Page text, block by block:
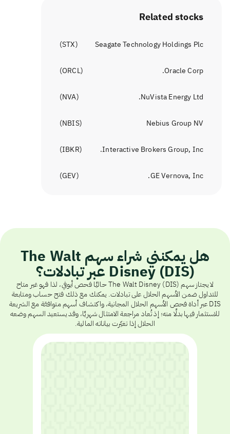
Related stocks
Seagate Technology Holdings Plc
(
STX
)
Oracle Corp.
(
ORCL
)
NuVista Energy Ltd.
(
NVA
)
Nebius Group NV
(
NBIS
)
Interactive Brokers Group, Inc.
(
IBKR
)
GE Vernova, Inc.
(
GEV
)
هل يمكنني شراء سهم The Walt
Disney (DIS) عبر تبادلات؟
لا يجتاز سهم The Walt Disney (DIS) حاليًا فحص أيوفي، لذا فهو غير متاح
للتداول ضمن الأسهم الحلال على تبادلات. يمكنك مع ذلك فتح حساب ومتابعة
DIS عبر أداة فحص الأسهم الحلال المجانية، واكتشاف أسهم متوافقة مع الشريعة
للاستثمار فيها بدلًا منه؛ إذ تُعاد مراجعة الامتثال شهريًا، وقد يستعيد السهم وضعه
الحلال إذا تغيّرت بياناته المالية.